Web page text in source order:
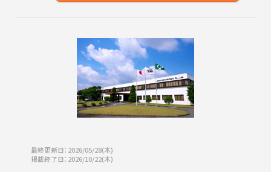
最終更新日：2026/05/28(木)
掲載終了日：2026/10/22(木)